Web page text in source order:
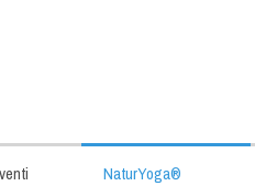
NaturYoga®